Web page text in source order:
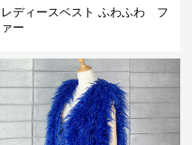
レディースベスト ふわふわ フ
ァー